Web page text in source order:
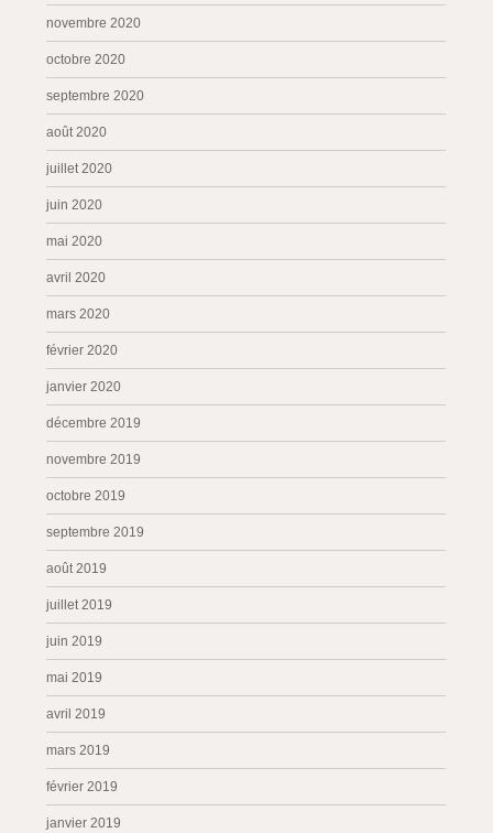
novembre 2020
octobre 2020
septembre 2020
août 2020
juillet 2020
juin 2020
mai 2020
avril 2020
mars 2020
février 2020
janvier 2020
décembre 2019
novembre 2019
octobre 2019
septembre 2019
août 2019
juillet 2019
juin 2019
mai 2019
avril 2019
mars 2019
février 2019
janvier 2019